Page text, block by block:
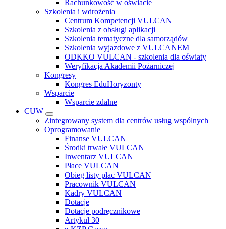
Rachunkowość w oświacie
Szkolenia i wdrożenia
Centrum Kompetencji VULCAN
Szkolenia z obsługi aplikacji
Szkolenia tematyczne dla samorządów
Szkolenia wyjazdowe z VULCANEM
ODKKO VULCAN - szkolenia dla oświaty
Weryfikacja Akademii Pożarniczej
Kongresy
Kongres EduHoryzonty
Wsparcie
Wsparcie zdalne
CUW
Zintegrowany system dla centrów usług wspólnych
Oprogramowanie
Finanse VULCAN
Środki trwałe VULCAN
Inwentarz VULCAN
Płace VULCAN
Obieg listy płac VULCAN
Pracownik VULCAN
Kadry VULCAN
Dotacje
Dotacje podręcznikowe
Artykuł 30